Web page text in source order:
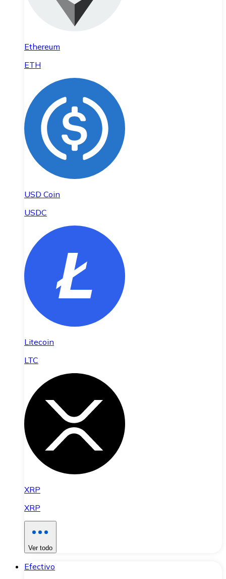
Ethereum
ETH
USD Coin
USDC
Litecoin
LTC
XRP
XRP
Ver todo
Efectivo